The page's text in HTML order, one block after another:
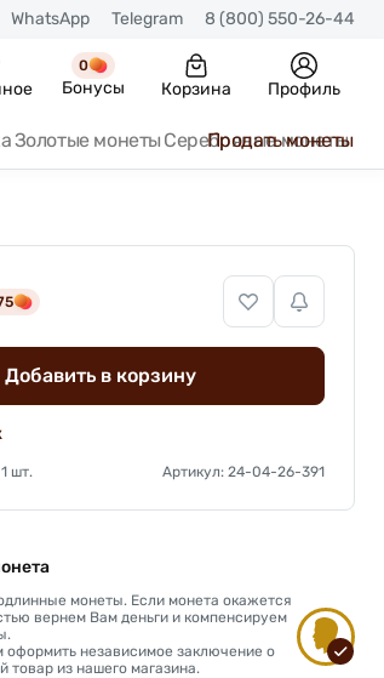
WhatsApp Telegram 8 (800) 550-26-44
0
Бонусы Корзина Профиль
Золотые монеты Серебряные монеты
Продать монеты
Добавить в корзину
шт. Артикул: 24-04-26-391
монеты. Если монета окажется
вернем Вам деньги и компенсируем
независимое заключение о
товар из нашего магазина.